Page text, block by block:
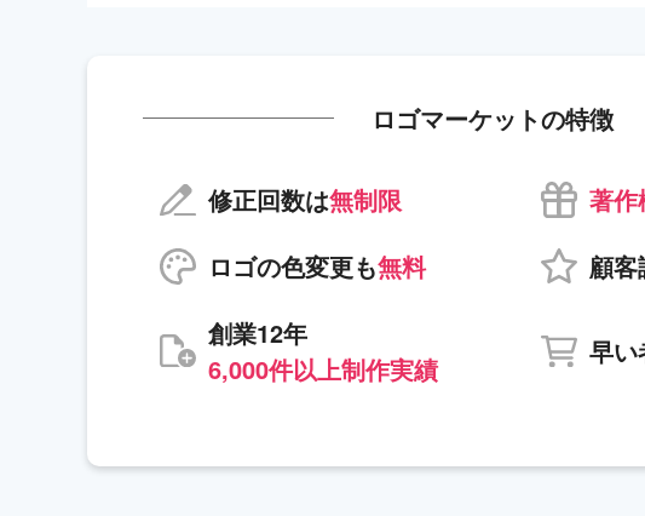
ロゴマーケットの特徴
修正回数は無制限
著作
ロゴの色変更も無料 顧
創業12年
6,000件以上制作実績
早い